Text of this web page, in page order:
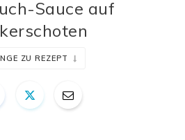
Sauce auf
ZU REZEPT